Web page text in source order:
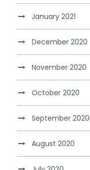
January 2021
December 2020
November 2020
October 2020
September 2020
August 2020